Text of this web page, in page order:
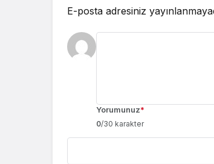
E-posta adresiniz
Yorumunuz*
0/30 karakter